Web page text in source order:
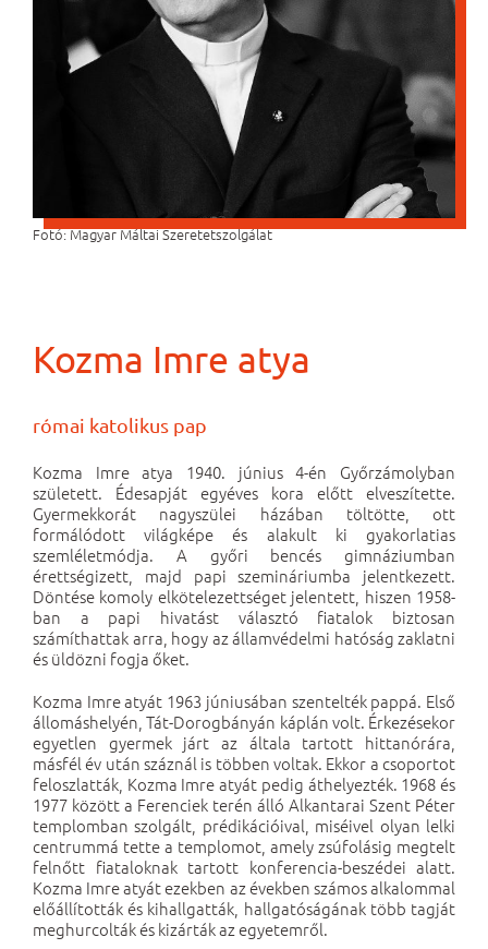
Fotó: Magyar Máltai Szeretetszolgálat
Kozma Imre atya
római katolikus pap
Kozma Imre atya 1940. június 4-én Győrzámolyban
született. Édesapját egyéves kora előtt elveszítette.
Gyermekkorát nagyszülei házában töltötte, ott
formálódott világképe és alakult ki gyakorlatias
szemléletmódja. A győri bencés gimnáziumban
érettségizett, majd papi szemináriumba jelentkezett.
Döntése komoly elkötelezettséget jelentett, hiszen 1958-
ban a papi hivatást választó fiatalok biztosan
számíthattak arra, hogy az államvédelmi hatóság zaklatni
és üldözni fogja őket.
Kozma Imre atyát 1963 júniusában szentelték pappá. Első
állomáshelyén, Tát-Dorogbányán káplán volt. Érkezésekor
egyetlen gyermek járt az általa tartott hittanórára,
másfél év után száznál is többen voltak. Ekkor a csoportot
feloszlatták, Kozma Imre atyát pedig áthelyezték. 1968 és
1977 között a Ferenciek terén álló Alkantarai Szent Péter
templomban szolgált, prédikációival, miséivel olyan lelki
centrummá tette a templomot, amely zsúfolásig megtelt
felnőtt fiataloknak tartott konferencia-beszédei alatt.
Kozma Imre atyát ezekben az években számos alkalommal
előállították és kihallgatták, hallgatóságának több tagját
meghurcolták és kizárták az egyetemről.